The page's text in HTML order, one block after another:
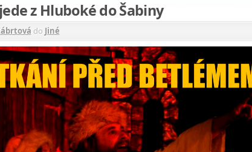
z Hluboké do Šabiny
do Jiné